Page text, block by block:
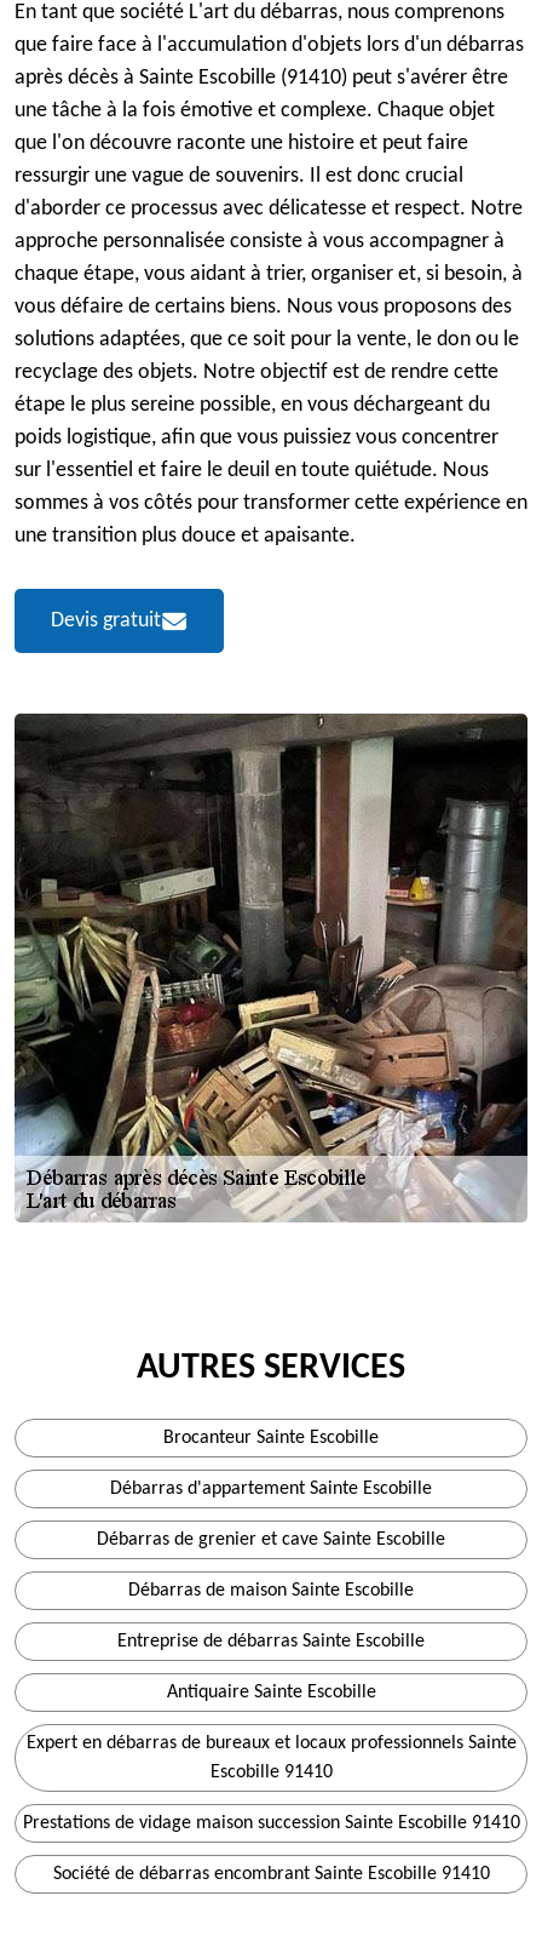
En tant que société L'art du débarras, nous comprenons
que faire face à l'accumulation d'objets lors d'un débarras
après décès à Sainte Escobille (91410) peut s'avérer être
une tâche à la fois émotive et complexe. Chaque objet
que l'on découvre raconte une histoire et peut faire
ressurgir une vague de souvenirs. Il est donc crucial
d'aborder ce processus avec délicatesse et respect. Notre
approche personnalisée consiste à vous accompagner à
chaque étape, vous aidant à trier, organiser et, si besoin, à
vous défaire de certains biens. Nous vous proposons des
solutions adaptées, que ce soit pour la vente, le don ou le
recyclage des objets. Notre objectif est de rendre cette
étape le plus sereine possible, en vous déchargeant du
poids logistique, afin que vous puissiez vous concentrer
sur l'essentiel et faire le deuil en toute quiétude. Nous
sommes à vos côtés pour transformer cette expérience en
une transition plus douce et apaisante.
Devis gratuit
AUTRES SERVICES
Brocanteur Sainte Escobille
Débarras d'appartement Sainte Escobille
Débarras de grenier et cave Sainte Escobille
Débarras de maison Sainte Escobille
Entreprise de débarras Sainte Escobille
Antiquaire Sainte Escobille
Expert en débarras de bureaux et locaux professionnels Sainte
Escobille 91410
Prestations de vidage maison succession Sainte Escobille 91410
Société de débarras encombrant Sainte Escobille 91410